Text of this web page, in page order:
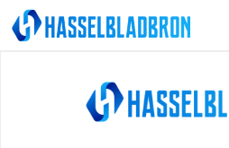
Skip
to